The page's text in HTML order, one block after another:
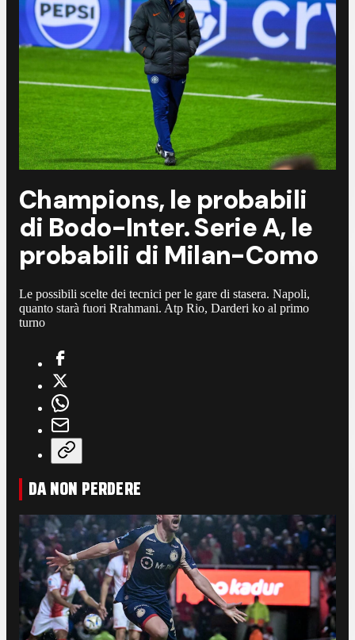
Champions, le probabili
di Bodo-Inter. Serie A, le
probabili di Milan-Como
Le possibili scelte dei tecnici per le gare di stasera. Napoli,
quanto starà fuori Rrahmani. Atp Rio, Darderi ko al primo
turno
DA NON PERDERE